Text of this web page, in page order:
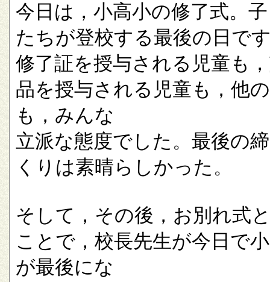
今日は，小高小の修了式。
たちが登校する最後の日で
修了証を授与される児童も
品を授与される児童も，他
も，みんな
立派な態度でした。最後の
くりは素晴らしかった。
そして，その後，お別れ式
ことで，校長先生が今日で
が最後にな